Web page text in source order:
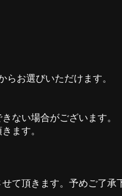
お選びいただけます。
ない場合がございます。
ます。
て頂きます。予めご了承